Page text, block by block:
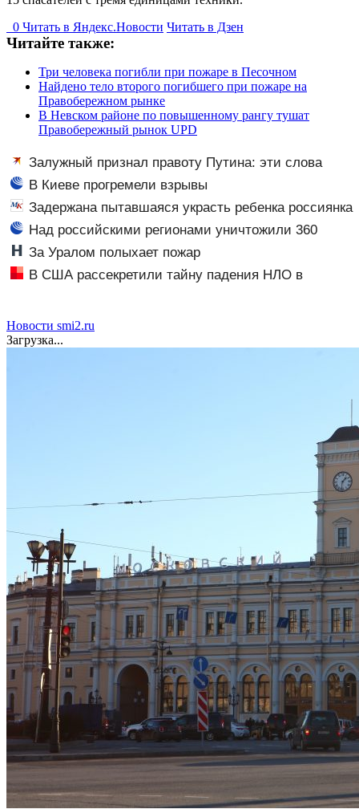
0 Читать в Яндекс.Новости Читать в Дзен
Читайте также:
Три человека погибли при пожаре в Песочном
Найдено тело второго погибшего при пожаре на
Правобережном рынке
В Невском районе по повышенному рангу тушат
Правобережный рынок UPD
Залужный признал правоту Путина: эти слова
прозвучали не просто так
В Киеве прогремели взрывы
Задержана пытавшаяся украсть ребенка россиянка
Над российскими регионами уничтожили 360
украинских дронов
За Уралом полыхает пожар
В США рассекретили тайну падения НЛО в
Новости smi2.ru
Загрузка...